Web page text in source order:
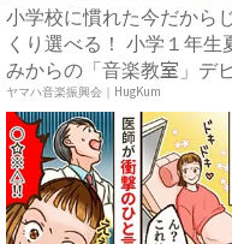
小学校に慣れた今だから
くり選べる！ 小学１年生
みからの「音楽教室」デ
ュ...
ヤマハ音楽振興会｜HugKum